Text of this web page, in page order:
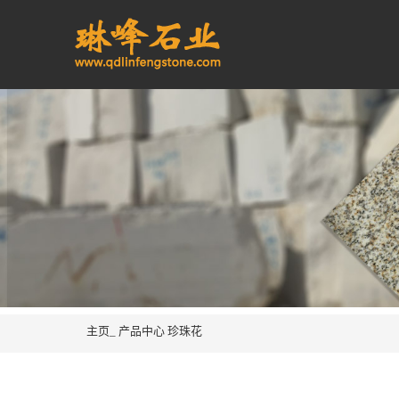
主页_ 产品中心 珍珠花